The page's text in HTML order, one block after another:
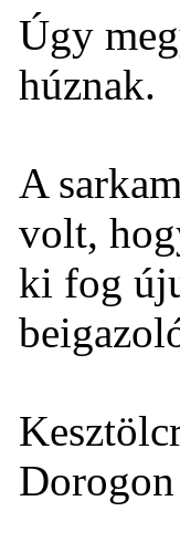
Úgy
húznak.
A
volt,
ki fog